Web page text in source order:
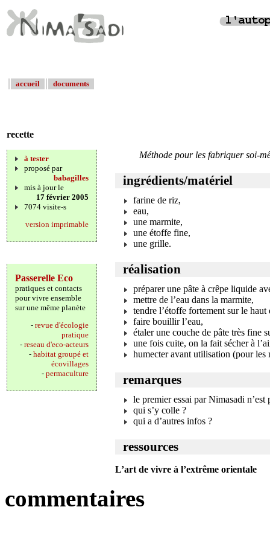
accueil documents
recette
à tester
proposé par
babagilles
mis à jour le
17 février 2005
7074 visite-s
version imprimable
Passerelle Eco
pratiques et contacts
pour vivre ensemble
sur une même planète
- revue d'écologie
pratique
- reseau d'eco-acteurs
- habitat groupé et
écovillages
- permaculture
Méthode pour les fabriquer soi-
ingrédients/matériel
farine de riz,
eau,
une marmite,
une étoffe fine,
une grille.
réalisation
préparer une pâte à crêpe liquide
mettre de l’eau dans la marmite,
tendre l’étoffe fortement sur le haut
faire bouillir l’eau,
étaler une couche de pâte très fine
une fois cuite, on la fait sécher à
humecter avant utilisation (pour les
remarques
le premier essai par Nimasadi n’est
qui s’y colle ?
qui a d’autres infos ?
ressources
L’art de vivre à l’extrême orientale
commentaires